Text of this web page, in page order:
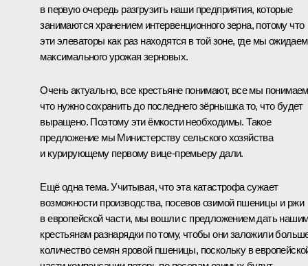
в первую очередь разгрузить наши предприятия, которые
занимаются хранением интервенционного зерна, потому что
эти элеваторы как раз находятся в той зоне, где мы ожидаем
максимального урожая зерновых.
Очень актуально, все крестьяне понимают, все мы
что нужно сохранить до последнего зёрнышка то, что будет
выращено. Поэтому эти ёмкости необходимы. Такое
предложение мы Министерству сельского хозяйства
и курирующему первому вице-премьеру дали.
Ещё одна тема. Учитывая, что эта катастрофа сужает
возможности производства, посевов озимой пшеницы и ржи
в европейской части, мы вошли с предложением дать
крестьянам разнарядки по тому, чтобы они заложили
количество семян яровой пшеницы, поскольку в